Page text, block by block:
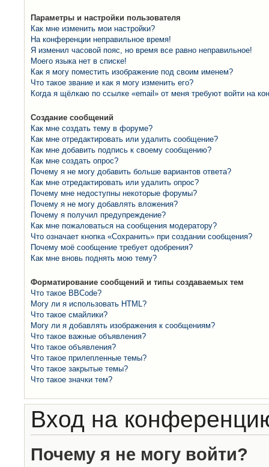
Параметры и настройки пользователя
Как мне изменить мои настройки?
На конференции неправильное время!
Я изменил часовой пояс, но время все равно неправильное!
Моего языка нет в списке!
Как я могу поместить изображение под своим именем?
Что такое звание и как я могу изменить его?
Когда я щёлкаю по ссылке «email» от меня требуют войти на
Создание сообщений
Как мне создать тему в форуме?
Как мне отредактировать или удалить сообщение?
Как мне добавить подпись к своему сообщению?
Как мне создать опрос?
Почему я не могу добавить больше вариантов ответа?
Как мне отредактировать или удалить опрос?
Почему мне недоступны некоторые форумы?
Почему я не могу добавлять вложения?
Почему я получил предупреждение?
Как мне пожаловаться на сообщения модератору?
Что означает кнопка «Сохранить» при создании сообщения?
Почему моё сообщение требует одобрения?
Как мне вновь поднять мою тему?
Форматирование сообщений и типы создаваемых тем
Что такое BBCode?
Могу ли я использовать HTML?
Что такое смайлики?
Могу ли я добавлять изображения к сообщениям?
Что такое важные объявления?
Что такое объявления?
Что такое прилепленные темы?
Что такое закрытые темы?
Что такое значки тем?
Вход на
Почему я не могу войти?